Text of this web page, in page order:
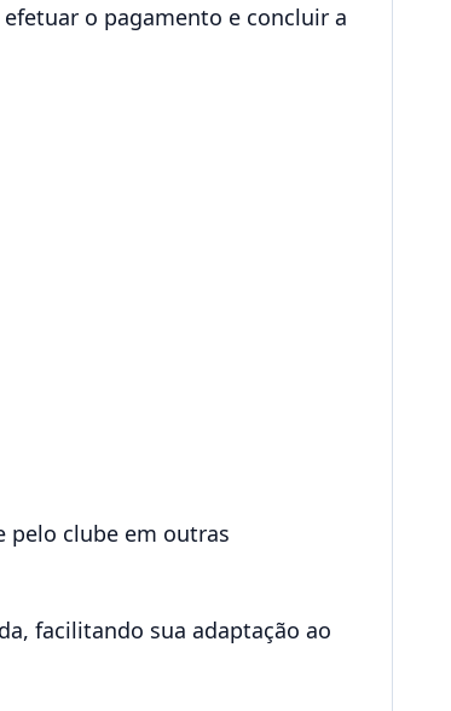
o pagamento e concluir a
pelo clube em outras
facilitando sua adaptação ao